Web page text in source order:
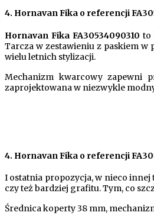
4. Hornavan Fika o referencji
Hornavan Fika FA30534090310 to
Tarcza w zestawieniu z paskiem w
wielu letnich stylizacji.
Mechanizm kwarcowy zapewni
zaprojektowana w niezwykle
4. Hornavan Fika o referencji
I ostatnia propozycja, w nieco
czy też bardziej grafitu. Tym, co
Średnica koperty 38 mm,